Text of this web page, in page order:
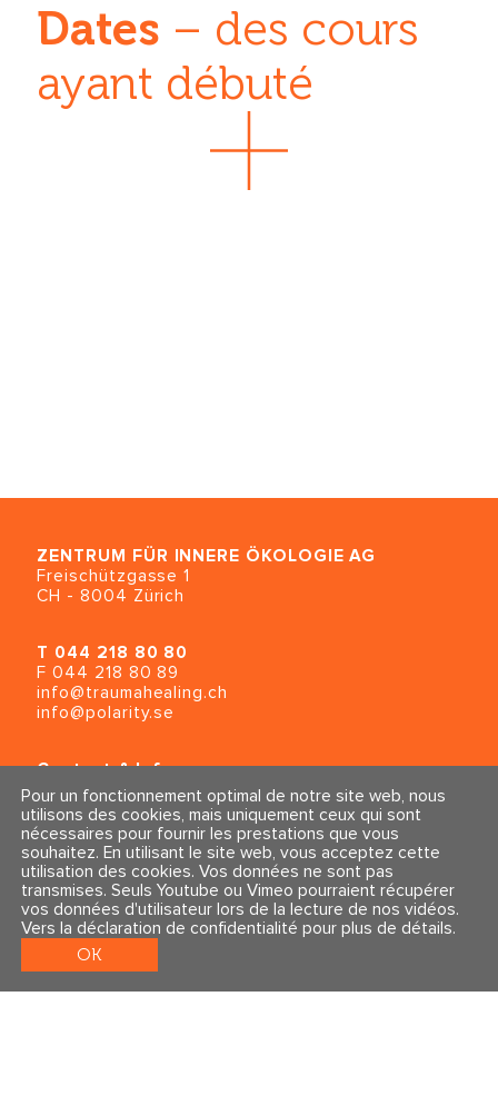
EXPERIENCING ® (SE)
Dominique Dégranges (CH)
juin 2027
Dates – des cours
ayant débuté
ZENTRUM FÜR INNERE ÖKOLOGIE AG
Freischützgasse 1
CH - 8004 Zürich
T 044 218 80 80
F 044 218 80 89
info@traumahealing.ch
info@polarity.se
Contact & Info
Conditions générales
Mentions légales et politique de confidentialité
Suivez-nous
Pour un fonctionnement optimal de notre site web, nous
utilisons des cookies, mais uniquement ceux qui sont
nécessaires pour fournir les prestations que vous
souhaitez. En utilisant le site web, vous acceptez cette
utilisation des cookies. Vos données ne sont pas
transmises. Seuls Youtube ou Vimeo pourraient récupérer
vos données d'utilisateur lors de la lecture de nos vidéos.
Vers la déclaration de confidentialité pour plus de détails.
OK